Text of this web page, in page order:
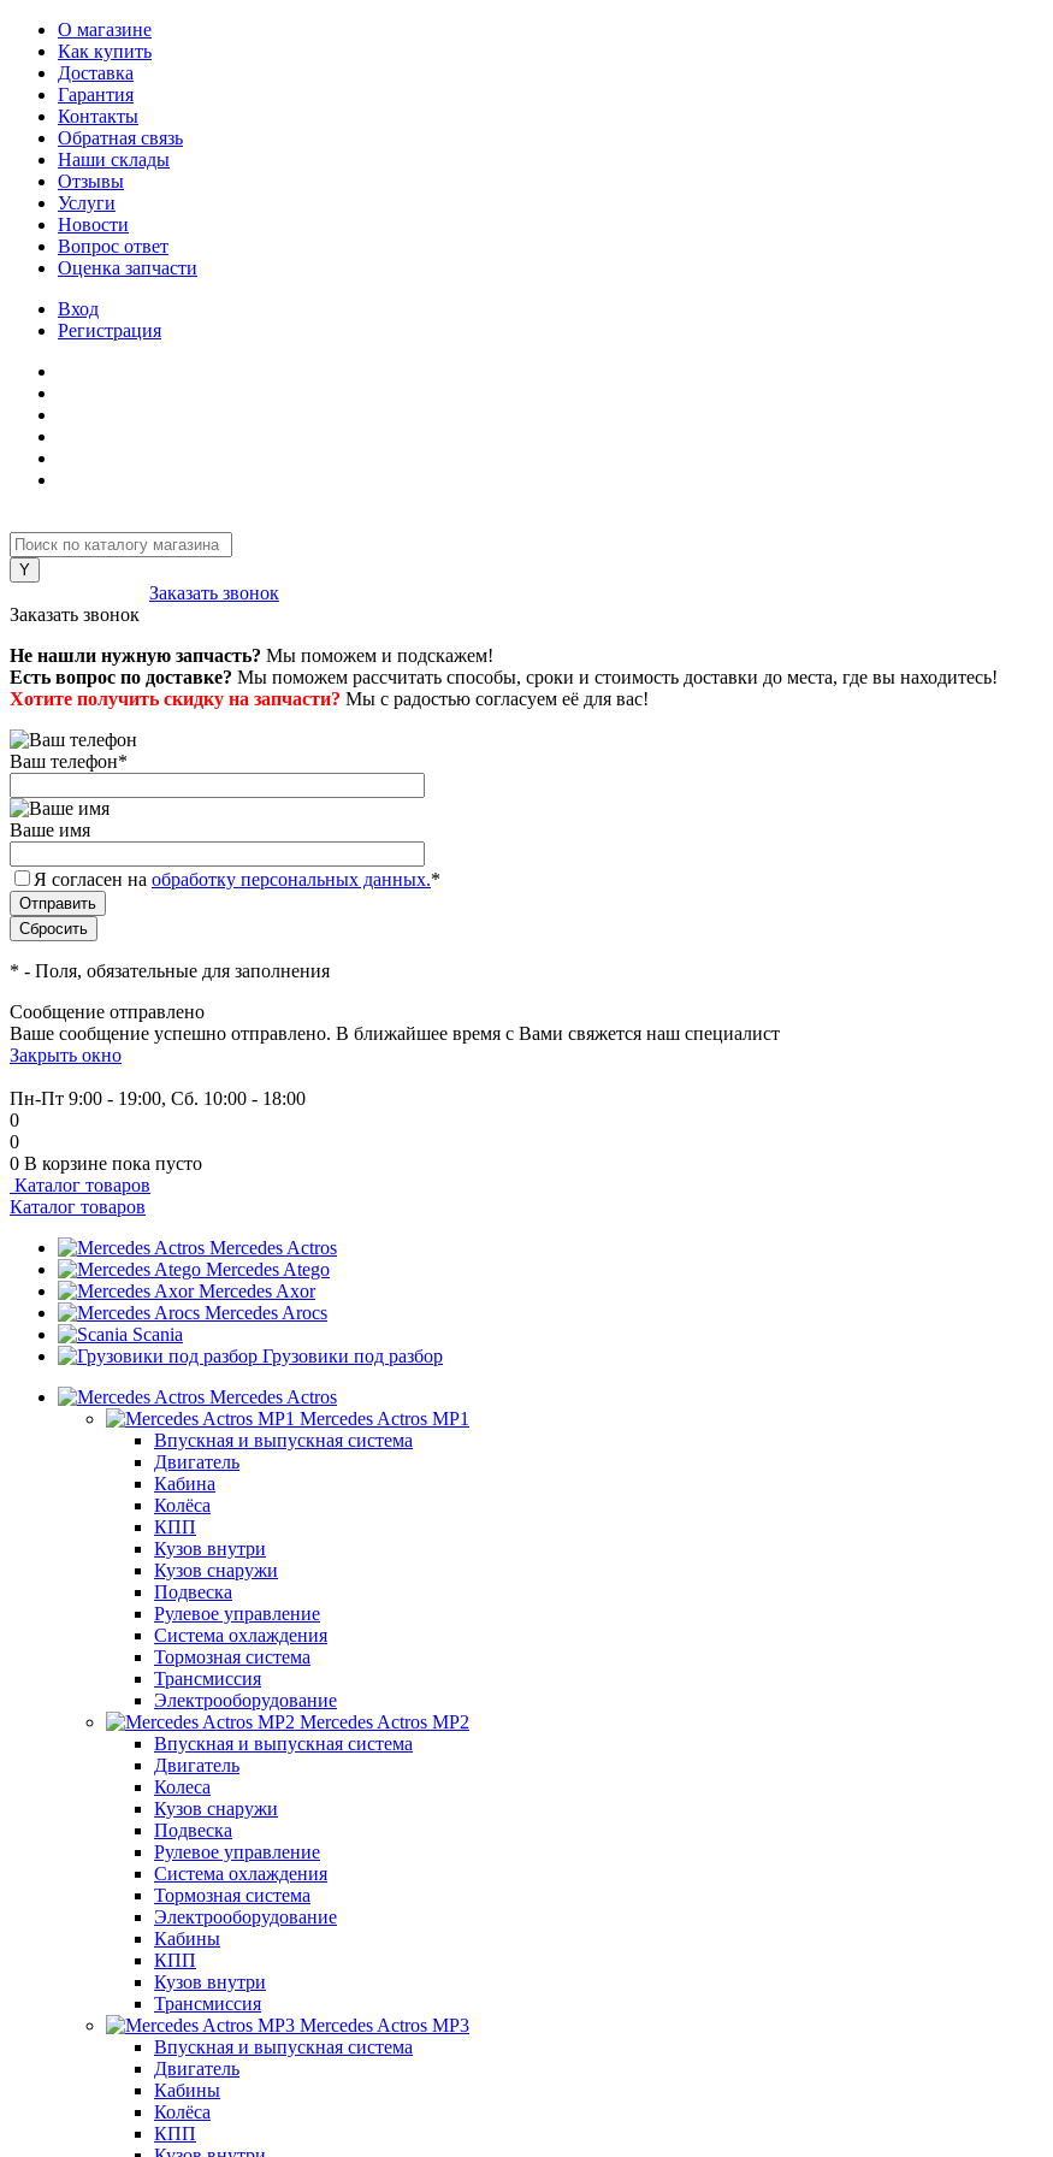
О магазине
Как купить
Доставка
Гарантия
Контакты
Обратная связь
Наши склады
Отзывы
Услуги
Новости
Вопрос ответ
Оценка запчасти
Вход
Регистрация
Заказать звонок
Заказать звонок
Не нашли нужную запчасть? Мы поможем и подскажем!
Есть вопрос по доставке? Мы поможем рассчитать способы, сроки и стоимость доставки до места, где вы находитесь!
Хотите получить скидку на запчасти? Мы с радостью согласуем её для вас!
Ваш телефон*
Ваше имя
Я согласен на обработку персональных данных.*
* - Поля, обязательные для заполнения
Сообщение отправлено
Ваше сообщение успешно отправлено. В ближайшее время с Вами свяжется наш специалист
Закрыть окно
Пн-Пт 9:00 - 19:00, Сб. 10:00 - 18:00
0
0
0 В корзине пока пусто
Каталог товаров
Каталог товаров
Mercedes Actros
Mercedes Atego
Mercedes Axor
Mercedes Arocs
Scania
Грузовики под разбор
Mercedes Actros
Mercedes Actros MP1
Впускная и выпускная система
Двигатель
Кабина
Колёса
КПП
Кузов внутри
Кузов снаружи
Подвеска
Рулевое управление
Система охлаждения
Тормозная система
Трансмиссия
Электрооборудование
Mercedes Actros MP2
Впускная и выпускная система
Двигатель
Колеса
Кузов снаружи
Подвеска
Рулевое управление
Система охлаждения
Тормозная система
Электрооборудование
Кабины
КПП
Кузов внутри
Трансмиссия
Mercedes Actros MP3
Впускная и выпускная система
Двигатель
Кабины
Колёса
КПП